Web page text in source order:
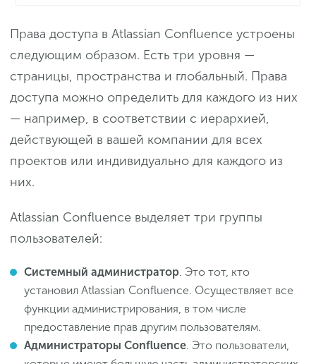
Права доступа в Atlassian Confluence устроены
следующим образом. Есть три уровня —
страницы, пространства и глобальный. Права
доступа можно определить для каждого из них
— например, в соответствии с иерархией,
действующей в вашей компании для всех
проектов или индивидуально для каждого из
них.
Atlassian Confluence выделяет три группы
пользователей:
Системный администратор. Это тот, кто
установил Atlassian Confluence. Осуществляет все
функции администрирования, в том числе
предоставление прав другим пользователям.
Администраторы Confluence. Это пользователи,